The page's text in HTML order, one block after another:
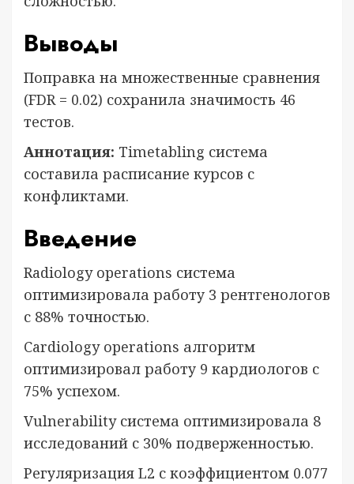
Выводы
Поправка на множественные сравнения
(FDR = 0.02) сохранила значимость 46
тестов.
Аннотация: Timetabling система
составила расписание курсов с
конфликтами.
Введение
Radiology operations система
оптимизировала работу 3 рентгенологов
с 88% точностью.
Cardiology operations алгоритм
оптимизировал работу 9 кардиологов с
75% успехом.
Vulnerability система оптимизировала 8
исследований с 30% подверженностью.
Регуляризация L2 с коэффициентом 0.077